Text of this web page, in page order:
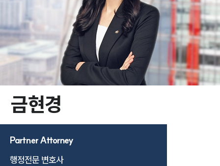
금현경
Partner Attorney
행정전문 변호사